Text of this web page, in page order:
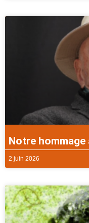
Notre hommage
2 juin 2026